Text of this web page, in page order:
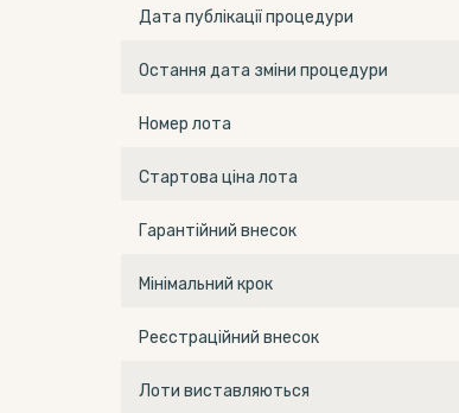
Дата публікації процедури
Остання дата зміни процедури
Номер лота
Стартова ціна лота
Гарантійний внесок
Мінімальний крок
Реєстраційний внесок
Лоти виставляються